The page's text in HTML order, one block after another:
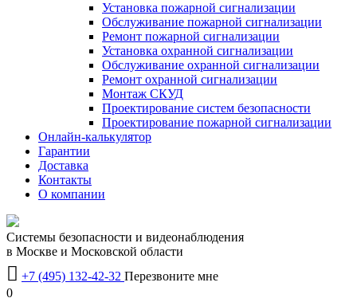
Установка пожарной сигнализации
Обслуживание пожарной сигнализации
Ремонт пожарной сигнализации
Установка охранной сигнализации
Обслуживание охранной сигнализации
Ремонт охранной сигнализации
Монтаж СКУД
Проектирование систем безопасности
Проектирование пожарной сигнализации
Онлайн-калькулятор
Гарантии
Доставка
Контакты
О компании
Системы безопасности и видеонаблюдения
в Москве и Московской области
 +7 (495) 132-42-32 Перезвоните мне
0